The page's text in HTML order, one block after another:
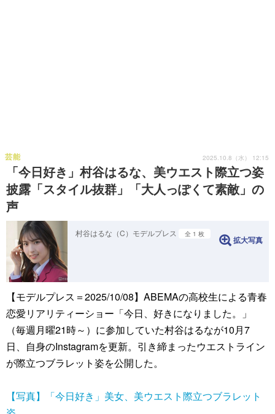
「今日好き」村谷はるな、美ウエスト際立つ姿
披露「スタイル抜群」「大人っぽくて素敵」の
声
芸能 2025.10.8（水） 12:15
村谷はるな（C）モデルプレス 全 1 枚
拡大写真
【モデルプレス＝2025/10/08】ABEMAの高校生による青春
恋愛リアリティーショー「今日、好きになりました。」
（毎週月曜21時～）に参加していた村谷はるなが10月7
日、自身のInstagramを更新。引き締まったウエストライン
が際立つブラレット姿を公開した。
【写真】「今日好き」美女、美ウエスト際立つブラレット